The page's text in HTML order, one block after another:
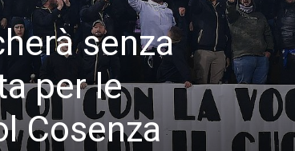
senza
per le
Cosenza